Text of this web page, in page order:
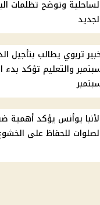
وتوضح تظلمات
يوأنس يؤكد أهمية
للحفاظ على